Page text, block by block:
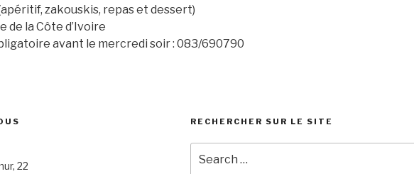
zakouskis, repas et dessert)
de la Côte d’Ivoire
avant le mercredi soir : 083/690790
22
RECHERCHER SUR LE SITE
for: